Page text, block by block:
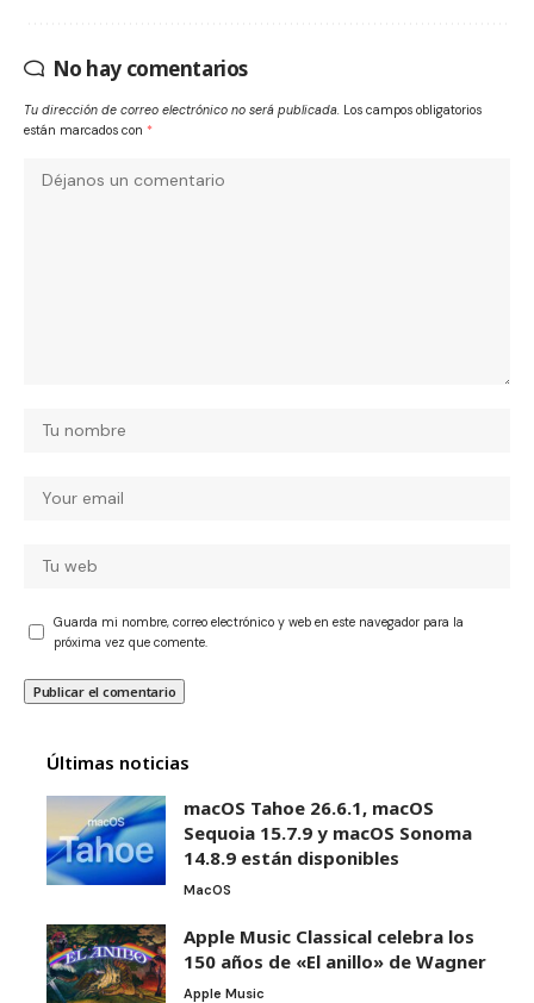
No hay comentarios
Tu dirección de correo electrónico no será publicada. Los campos obligatorios
están marcados con *
Guarda mi nombre, correo electrónico y web en este navegador para la
próxima vez que comente.
Últimas noticias
macOS Tahoe 26.6.1, macOS
Sequoia 15.7.9 y macOS Sonoma
14.8.9 están disponibles
MacOS
Apple Music Classical celebra los
150 años de «El anillo» de Wagner
Apple Music